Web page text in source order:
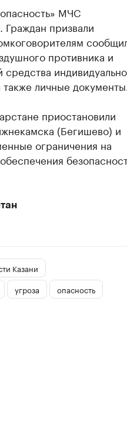
МЧС
призвали
противника и
средства
личные документы.
приостановили
(Бегишево) и
ограничения на
Казани
угроза
опасность